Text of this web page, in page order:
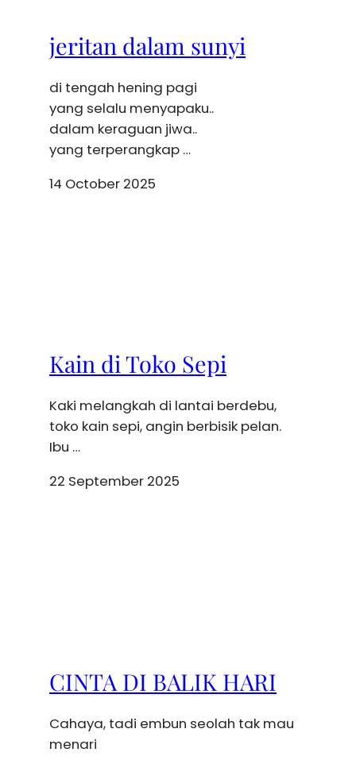
jeritan dalam sunyi
di tengah hening pagi
yang selalu menyapaku..
dalam keraguan jiwa..
yang terperangkap …
14 October 2025
Kain di Toko Sepi
Kaki melangkah di lantai berdebu,
toko kain sepi, angin berbisik pelan.
Ibu …
22 September 2025
CINTA DI BALIK HARI
Cahaya, tadi embun seolah tak mau
menari